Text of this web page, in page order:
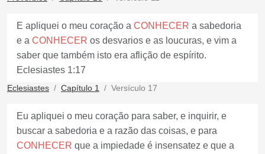
E apliquei o meu coração a CONHECER a sabedoria
e a CONHECER os desvarios e as loucuras, e vim a
saber que também isto era aflição de espírito.
Eclesiastes 1:17
Eclesiastes Capítulo 1 Versículo 17
Eu apliquei o meu coração para saber, e inquirir, e
buscar a sabedoria e a razão das coisas, e para
CONHECER que a impiedade é insensatez e que a